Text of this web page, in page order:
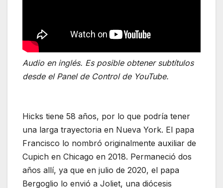
Audio en inglés. Es posible obtener subtítulos
desde el Panel de Control de YouTube.
Hicks tiene 58 años, por lo que podría tener
una larga trayectoria en Nueva York. El papa
Francisco lo nombró originalmente auxiliar de
Cupich en Chicago en 2018. Permaneció dos
años allí, ya que en julio de 2020, el papa
Bergoglio lo envió a Joliet, una diócesis